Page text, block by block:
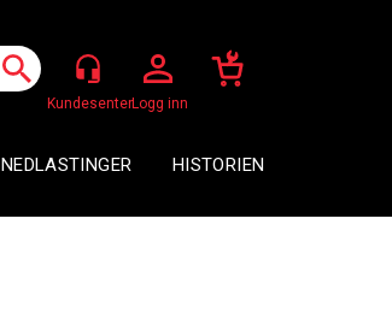
Logg inn
NEDLASTINGER HISTORIEN